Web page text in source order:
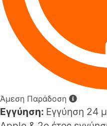
Άμεση Παράδοση
Εγγύηση: Εγγύηση 24